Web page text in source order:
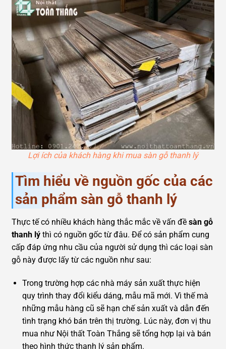
Lợi ích của khách hàng khi mua sàn gỗ thanh lý
Tìm hiểu về nguồn gốc của các
sản phẩm sàn gỗ thanh lý
Thực tế có nhiều khách hàng thắc mắc về vấn đề sàn gỗ
thanh lý thì có nguồn gốc từ đâu. Để có sản phẩm cung
cấp đáp ứng nhu cầu của người sử dụng thì các loại sàn
gỗ này được lấy từ các nguồn như sau:
Trong trường hợp các nhà máy sản xuất thực hiện
quy trình thay đổi kiểu dáng, mẫu mã mới. Vì thế mà
những mẫu hàng cũ sẽ hạn chế sản xuất và dẫn đến
tình trạng khó bán trên thị trường. Lúc này, đơn vị thu
mua như Nội thất Toàn Thắng sẽ tổng hợp lại và bán
theo hình thức thanh lý sản phẩm.